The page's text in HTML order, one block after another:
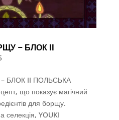
– БЛОК II
БЛОК II ПОЛЬСЬКА
що показує магічний
для борщу.
селекція, YOUKI